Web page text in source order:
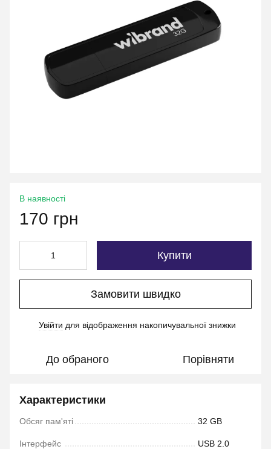
В наявності
170 грн
Купити
Замовити швидко
Увійти для відображення накопичувальної знижки
До обраного Порівняти
Характеристики
Обсяг пам'яті 32 GB
Інтерфейс USB 2.0